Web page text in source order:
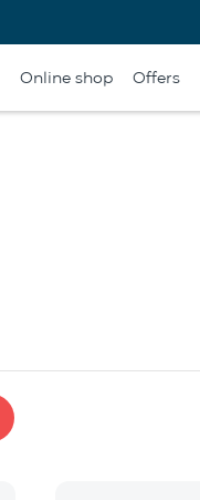
Online shop Offers